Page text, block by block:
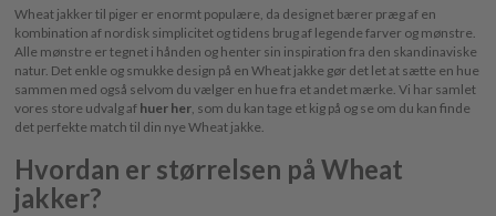
Wheat jakker til piger er enormt populære, da designet bærer præg af en
kombination af nordisk simplicitet og tidens brug af legende farver og mønstre.
Alle mønstre er tegnet i hånden og henter sin inspiration fra den skandinaviske
natur. Det enkle og smukke design på en Wheat jakke gør det let at sætte en hue
sammen med også selvom du vælger en hue fra et andet mærke. Vi har samlet
vores store udvalg af huer her, som du kan tage et kig på og se om du kan finde
det perfekte match til din nye Wheat jakke.
Hvordan er størrelsen på Wheat
jakker?